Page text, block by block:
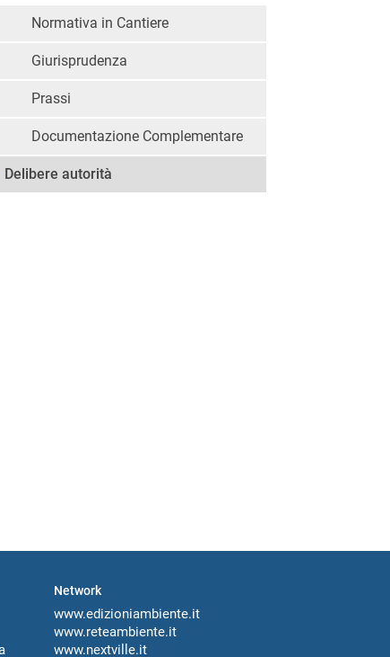
Normativa in Cantiere
Giurisprudenza
Prassi
Documentazione Complementare
Delibere autorità
Network
www.edizioniambiente.it
www.reteambiente.it
www.nextville.it